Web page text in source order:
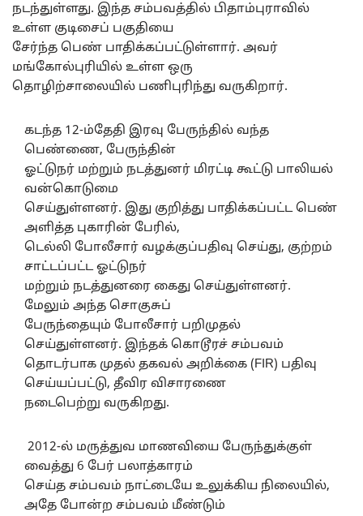
நடந்துள்ளது. இந்த சம்பவத்தில் பிதாம்புராவில்
உள்ள குடிசைப் பகுதியை
சேர்ந்த பெண் பாதிக்கப்பட்டுள்ளார். அவர்
மங்கோல்புரியில் உள்ள ஒரு
தொழிற்சாலையில் பணிபுரிந்து வருகிறார்.
கடந்த 12-ம்தேதி இரவு பேருந்தில் வந்த
பெண்ணை, பேருந்தின்
ஓட்டுநர் மற்றும் நடத்துனர் மிரட்டி கூட்டு பாலியல்
வன்கொடுமை
செய்துள்ளனர். இது குறித்து பாதிக்கப்பட்ட பெண்
அளித்த புகாரின் பேரில்,
டெல்லி போலீசார் வழக்குப்பதிவு செய்து, குற்றம்
சாட்டப்பட்ட ஓட்டுநர்
மற்றும் நடத்துனரை கைது செய்துள்ளனர்.
மேலும் அந்த சொகுசுப்
பேருந்தையும் போலீசார் பறிமுதல்
செய்துள்ளனர். இந்தக் கொடூரச் சம்பவம்
தொடர்பாக முதல் தகவல் அறிக்கை (FIR) பதிவு
செய்யப்பட்டு, தீவிர விசாரணை
நடைபெற்று வருகிறது.
2012-ல் மருத்துவ மாணவியை பேருந்துக்குள்
வைத்து 6 பேர் பலாத்காரம்
செய்த சம்பவம் நாட்டையே உலுக்கிய நிலையில்,
அதே போன்ற சம்பவம் மீண்டும்